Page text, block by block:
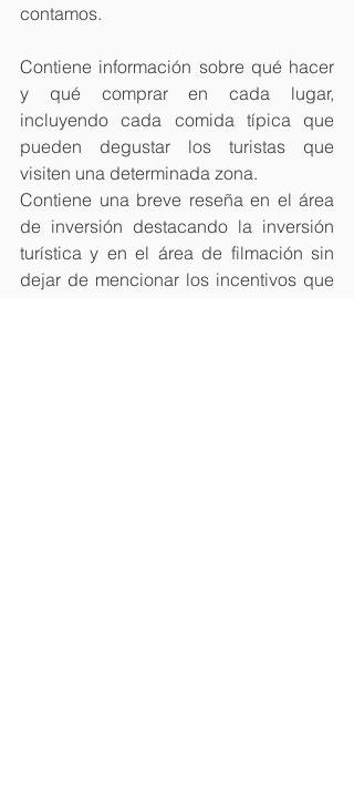
contamos.
Contiene información sobre qué hacer
y qué comprar en cada lugar,
incluyendo cada comida típica que
pueden degustar los turistas que
visiten una determinada zona.
Contiene una breve reseña en el área
de inversión destacando la inversión
turística y en el área de filmación sin
dejar de mencionar los incentivos que